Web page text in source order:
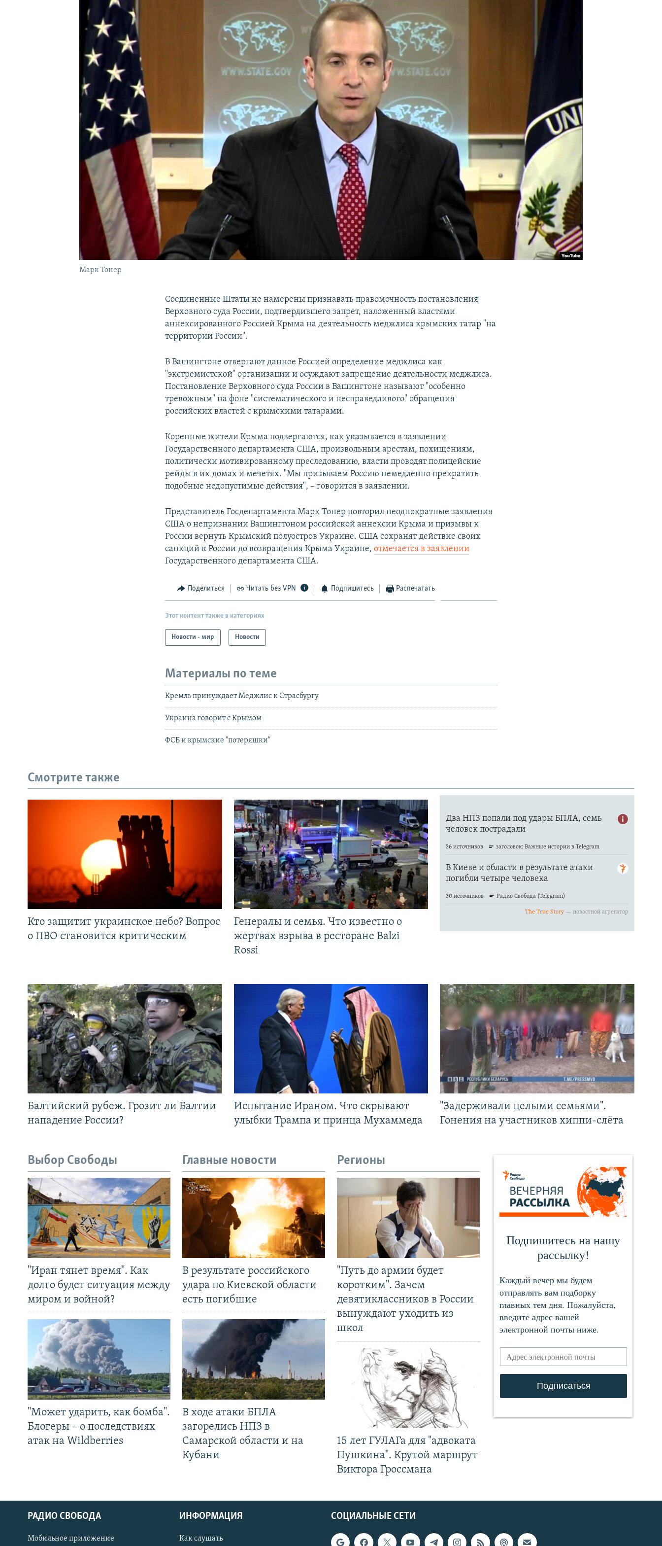
ПОДПИШИТЕСЬ НА РАССЫЛКУ
СОЦИАЛЬНЫЕ СЕТИ
Марк Тонер
Соединенные Штаты не намерены признавать правомочность постановления
Верховного суда России, подтвердившего запрет, наложенный властями
аннексированного Россией Крыма на деятельность меджлиса крымских татар "на
территории России".
В Вашингтоне отвергают данное Россией определение меджлиса как
"экстремистской" организации и осуждают запрещение деятельности меджлиса.
Постановление Верховного суда России в Вашингтоне называют "особенно
тревожным" на фоне "систематического и несправедливого" обращения
российских властей с крымскими татарами.
Коренные жители Крыма подвергаются, как указывается в заявлении
Государственного департамента США, произвольным арестам, похищениям,
политически мотивированному преследованию, власти проводят полицейские
рейды в их домах и мечетях. "Мы призываем Россию немедленно прекратить
подобные недопустимые действия", – говорится в заявлении.
Представитель Госдепартамента Марк Тонер повторил неоднократные заявления
США о непризнании Вашингтоном российской аннексии Крыма и призывы к
России вернуть Крымский полуостров Украине. США сохранят действие своих
санкций к России до возвращения Крыма Украине,отмечается в заявлении
Государственного департамента США.
Поделиться Читать без VPN Подпишитесь Распечатать
Этот контент также в категориях
Новости - мир Новости
Материалы по теме
Кремль принуждает Меджлис к Страсбургу
Украина говорит с Крымом
ФСБ и крымские "потеряшки"
Смотрите также
Кто защитит украинское небо? Вопрос
о ПВО становится критическим
Генералы и семья. Что известно о
жертвах взрыва в ресторане Balzi
Rossi
Балтийский рубеж. Грозит ли Балтии
нападение России?
Испытание Ираном. Что скрывают
улыбки Трампа и принца Мухаммеда
"Задерживали целыми семьями".
Гонения на участников хиппи-слёта
Выбор Свободы
"Иран тянет время". Как
долго будет ситуация между
миром и войной?
"Может ударить, как бомба".
Блогеры – о последствиях
атак на Wildberries
Главные новости
В результате российского
удара по Киевской области
есть погибшие
В ходе атаки БПЛА
загорелись НПЗ в
Самарской области и на
Кубани
Регионы
"Путь до армии будет
коротким". Зачем
девятиклассников в России
вынуждают уходить из
школ
15 лет ГУЛАГа для "адвоката
Пушкина". Крутой маршрут
Виктора Гроссмана
СОЦИАЛЬНЫЕ СЕТИ
РАДИО СВОБОДА
Мобильное приложение
ИНФОРМАЦИЯ
Как слушать